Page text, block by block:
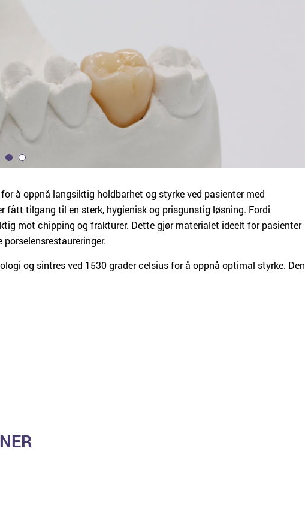
å oppnå langsiktig holdbarhet og styrke ved pasienter med
fått tilgang til en sterk, hygienisk og prisgunstig løsning. Fordi
mot chipping og frakturer. Dette gjør materialet ideelt for pasienter
og sintres ved 1530 grader celsius for å oppnå optimal styrke. Den